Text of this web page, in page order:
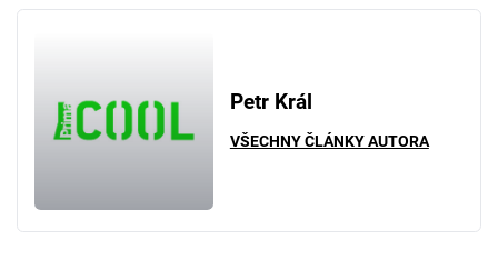
Petr Král
VŠECHNY ČLÁNKY AUTORA